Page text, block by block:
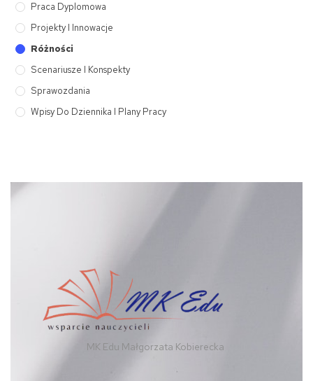
Praca Dyplomowa
Projekty I Innowacje
Różności
Scenariusze I Konspekty
Sprawozdania
Wpisy Do Dziennika I Plany Pracy
MK Edu Małgorzata Kobierecka